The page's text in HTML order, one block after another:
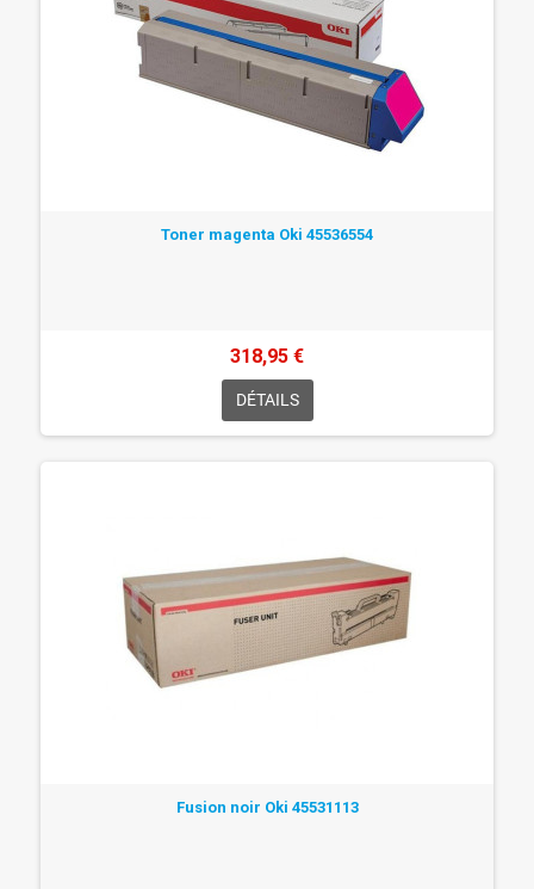
Toner magenta Oki 45536554
318,95 €
DÉTAILS
Fusion noir Oki 45531113